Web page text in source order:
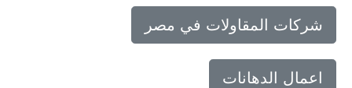
شركات المقاولات في مصر
اعمال الدهانات